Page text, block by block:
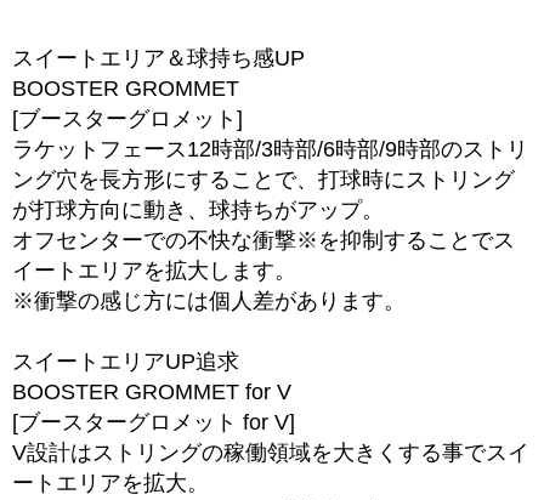
スイートエリア＆球持ち感UP
BOOSTER GROMMET
[ブースターグロメット]
ラケットフェース12時部/3時部/6時部/9時部のストリ
ング穴を長方形にすることで、打球時にストリング
が打球方向に動き、球持ちがアップ。
オフセンターでの不快な衝撃※を抑制することでス
イートエリアを拡大します。
※衝撃の感じ方には個人差があります。
スイートエリアUP追求
BOOSTER GROMMET for V
[ブースターグロメット for V]
V設計はストリングの稼働領域を大きくする事でスイ
ートエリアを拡大。